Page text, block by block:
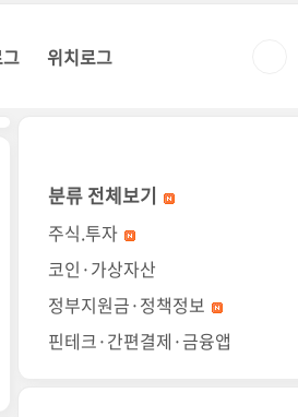
위치로그
분류 전체보기
주식.투자
코인·가상자산
정부지원금·정책정보
핀테크·간편결제·금융앱